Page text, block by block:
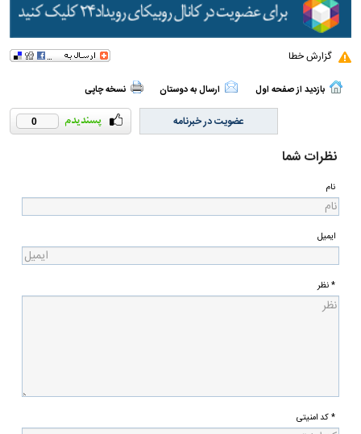
گزارش خطا
بازدید از صفحه اول ارسال به دوستان نسخه چاپی
0 عضویت در خبرنامه
نظرات شما
نام
ایمیل
* نظر
* کد امنیتی